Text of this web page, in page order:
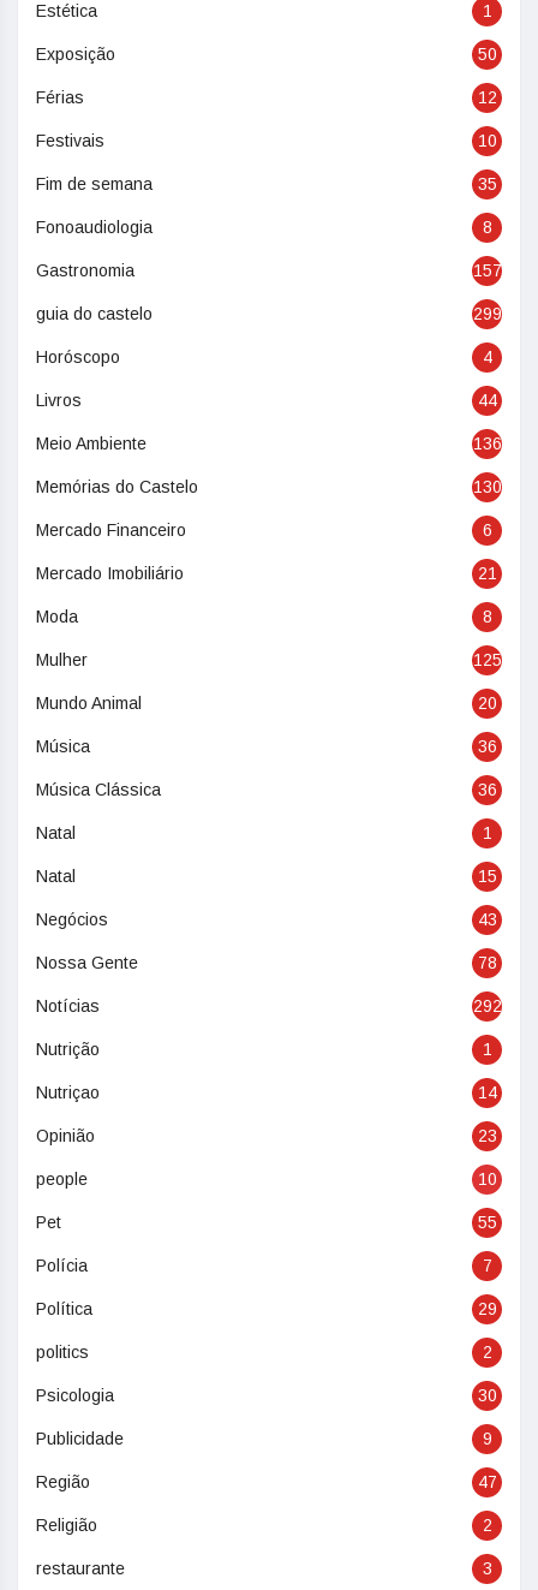
Estética 1
Exposição 50
Férias 12
Festivais 10
Fim de semana 35
Fonoaudiologia 8
Gastronomia 157
guia do castelo 299
Horóscopo 4
Livros 44
Meio Ambiente 136
Memórias do Castelo 130
Mercado Financeiro 6
Mercado Imobiliário 21
Moda 8
Mulher 125
Mundo Animal 20
Música 36
Música Clássica 36
Natal 1
Natal 15
Negócios 43
Nossa Gente 78
Notícias 292
Nutrição 1
Nutriçao 14
Opinião 23
people 10
Pet 55
Polícia 7
Política 29
politics 2
Psicologia 30
Publicidade 9
Região 47
Religião 2
restaurante 3